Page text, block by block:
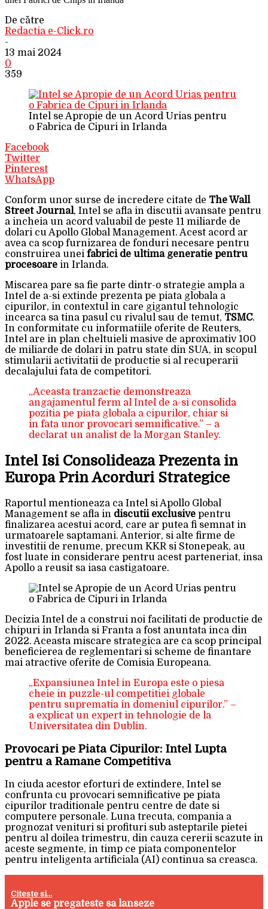
De către
Redactia e-Click.ro
-
13 mai 2024
0
359
Intel se Apropie de un Acord Urias pentru
o Fabrica de Cipuri in Irlanda
Facebook
Twitter
Pinterest
WhatsApp
Conform unor surse de incredere citate de The Wall
Street Journal, Intel se afla in discutii avansate pentru
a incheia un acord valuabil de peste 11 miliarde de
dolari cu Apollo Global Management. Acest acord ar
avea ca scop furnizarea de fonduri necesare pentru
construirea unei fabrici de ultima generatie pentru
procesoare in Irlanda.
Miscarea pare sa fie parte dintr-o strategie ampla a
Intel de a-si extinde prezenta pe piata globala a
cipurilor, in contextul in care gigantul tehnologic
incearca sa tina pasul cu rivalul sau de temut, TSMC.
In conformitate cu informatiile oferite de Reuters,
Intel are in plan cheltuieli masive de aproximativ 100
de miliarde de dolari in patru state din SUA, in scopul
stimularii activitatii de productie si al recuperarii
decalajului fata de competitori.
„Aceasta tranzactie demonstreaza
angajamentul ferm al Intel de a-si consolida
pozitia pe piata globala a cipurilor, chiar si
in fata unor provocari semnificative.” – a
declarat un analist de la Morgan Stanley.
Intel Isi Consolideaza Prezenta in
Europa Prin Acorduri Strategice
Raportul mentioneaza ca Intel si Apollo Global
Management se afla in discutii exclusive pentru
finalizarea acestui acord, care ar putea fi semnat in
urmatoarele saptamani. Anterior, si alte firme de
investitii de renume, precum KKR si Stonepeak, au
fost luate in considerare pentru acest parteneriat, insa
Apollo a reusit sa iasa castigatoare.
Decizia Intel de a construi noi facilitati de productie de
chipuri in Irlanda si Franta a fost anuntata inca din
2022. Aceasta miscare strategica are ca scop principal
beneficierea de reglementari si scheme de finantare
mai atractive oferite de Comisia Europeana.
„Expansiunea Intel in Europa este o piesa
cheie in puzzle-ul competitiei globale
pentru suprematia in domeniul cipurilor.” –
a explicat un expert in tehnologie de la
Universitatea din Dublin.
Provocari pe Piata Cipurilor: Intel Lupta
pentru a Ramane Competitiva
In ciuda acestor eforturi de extindere, Intel se
confrunta cu provocari semnificative pe piata
cipurilor traditionale pentru centre de date si
computere personale. Luna trecuta, compania a
prognozat venituri si profituri sub asteptarile pietei
pentru al doilea trimestru, din cauza cererii scazute in
aceste segmente, in timp ce piata componentelor
pentru inteligenta artificiala (AI) continua sa creasca.
Citeste si...
Apple se pregateste sa lanseze